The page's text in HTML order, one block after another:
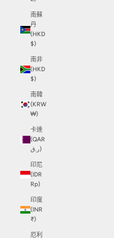
南蘇
丹
(HKD
$)
南非
(HKD
$)
南韓
(KRW
₩)
卡達
(QAR
ر.ق)
印尼
(IDR
Rp)
印度
(INR
₹)
厄利